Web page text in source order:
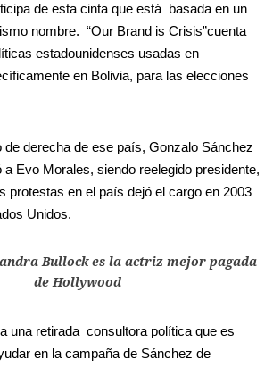
de esta cinta que está basada en un
nombre. “Our Brand is Crisis”cuenta
estadounidenses usadas en
en Bolivia, para las elecciones
de derecha de ese país, Gonzalo Sánchez
a Evo Morales, siendo reelegido presidente,
protestas en el país dejó el cargo en 2003
Unidos.
Bullock es la actriz mejor pagada
de Hollywood
una retirada consultora política que es
en la campaña de Sánchez de